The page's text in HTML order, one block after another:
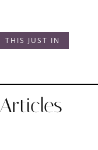
THIS JUST IN